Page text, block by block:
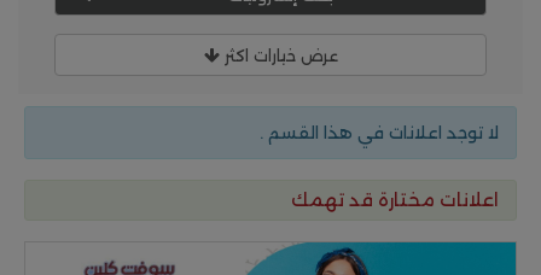
عرض خيارات اكثر
لا توجد اعلانات في هذا القسم .
اعلانات مختارة قد تهمك